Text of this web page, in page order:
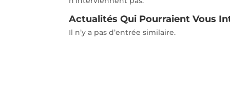
Actualités Qui Pourraient Vous
Il n’y a pas d’entrée similaire.